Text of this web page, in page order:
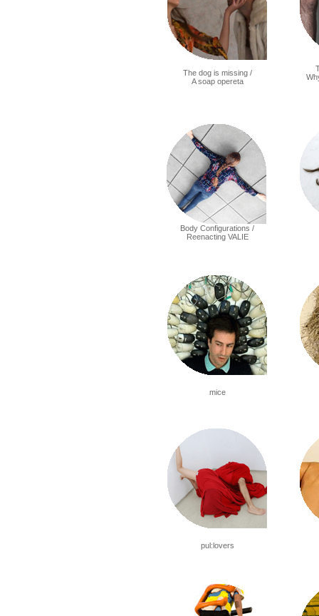
The dog is missing /
A soap opereta
Body Configurations /
Reenacting VALIE
mice
pul:lovers